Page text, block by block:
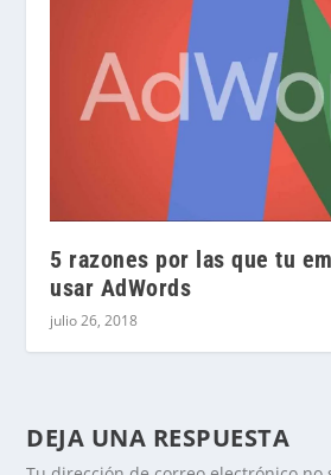
5 razones por las que tu
usar AdWords
julio 26, 2018
DEJA UNA RESPUESTA